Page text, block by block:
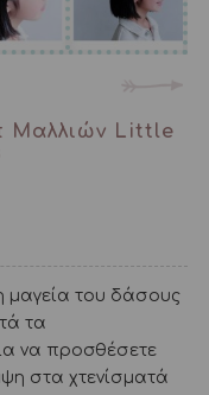
Μαλλιών Little
μαγεία του δάσους
τα
να προσθέσετε
στα χτενίσματά